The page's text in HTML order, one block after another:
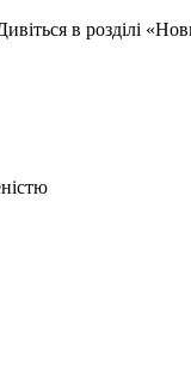
в розділі